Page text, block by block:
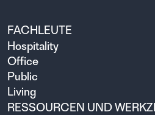
FACHLEUTE
Hospitality
Office
Public
Living
RESSOURCEN UND